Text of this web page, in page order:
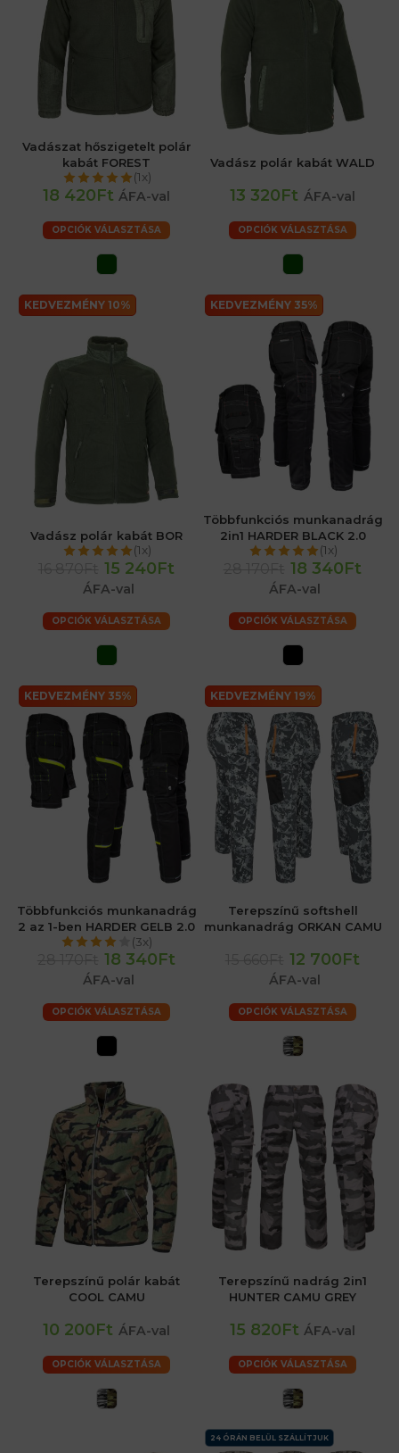
Vadászat hőszigetelt polár
kabát FOREST
(1x)
18 420Ft ÁFA-val
OPCIÓK VÁLASZTÁSA
Vadász polár kabát WALD
13 320Ft ÁFA-val
OPCIÓK VÁLASZTÁSA
KEDVEZMÉNY 10%
Vadász polár kabát BOR
(1x)
15 240Ft
ÁFA-val
OPCIÓK VÁLASZTÁSA
KEDVEZMÉNY 35%
Többfunkciós munkanadrág
2in1 HARDER BLACK 2.0
(1x)
18 340Ft
ÁFA-val
OPCIÓK VÁLASZTÁSA
KEDVEZMÉNY 35%
Többfunkciós munkanadrág
2 az 1-ben HARDER GELB 2.0
(3x)
18 340Ft
ÁFA-val
OPCIÓK VÁLASZTÁSA
KEDVEZMÉNY 19%
Terepszínű softshell
munkanadrág ORKAN CAMU
12 700Ft
ÁFA-val
OPCIÓK VÁLASZTÁSA
Terepszínű polár kabát
COOL CAMU
10 200Ft ÁFA-val
OPCIÓK VÁLASZTÁSA
Terepszínű nadrág 2in1
HUNTER CAMU GREY
15 820Ft ÁFA-val
OPCIÓK VÁLASZTÁSA
24 ÓRÁN BELÜL SZÁLLÍTJUK